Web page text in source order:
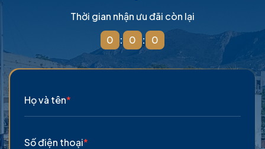
Thời gian nhận ưu đãi còn lại
0
: 0 : 0
Họ và tên*
Số điện thoại*